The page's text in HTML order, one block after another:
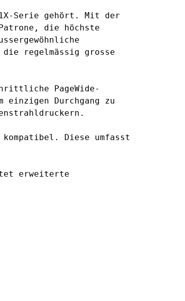
Serie gehört. Mit der
Patrone, die höchste
regelmässig grosse
PageWide-
Durchgang zu
Diese umfasst
erweiterte